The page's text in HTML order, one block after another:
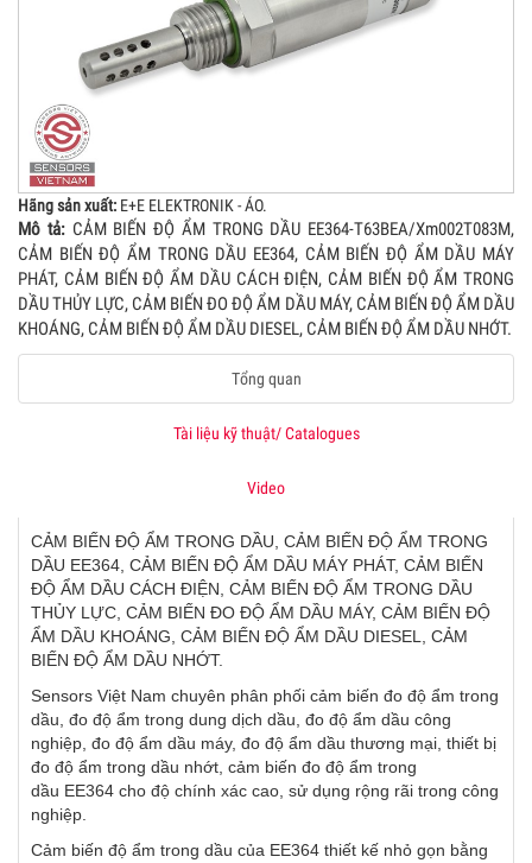
Hãng sản xuất: E+E ELEKTRONIK - ÁO.
Mô tả:CẢM BIẾN ĐỘ ẨM TRONG DẦU EE364-T63BEA/Xm002T083M,
CẢM BIẾN ĐỘ ẨM TRONG DẦU EE364, CẢM BIẾN ĐỘ ẨM DẦU MÁY
PHÁT, CẢM BIẾN ĐỘ ẨM DẦU CÁCH ĐIỆN, CẢM BIẾN ĐỘ ẨM TRONG
DẦU THỦY LỰC, CẢM BIẾN ĐO ĐỘ ẨM DẦU MÁY, CẢM BIẾN ĐỘ ẨM DẦU
KHOÁNG, CẢM BIẾN ĐỘ ẨM DẦU DIESEL, CẢM BIẾN ĐỘ ẨM DẦU NHỚT.
Tổng quan
Tài liệu kỹ thuật/ Catalogues
Video
CẢM BIẾN ĐỘ ẨM TRONG DẦU, CẢM BIẾN ĐỘ ẨM TRONG
DẦU EE364, CẢM BIẾN ĐỘ ẨM DẦU MÁY PHÁT, CẢM BIẾN
ĐỘ ẨM DẦU CÁCH ĐIỆN, CẢM BIẾN ĐỘ ẨM TRONG DẦU
THỦY LỰC, CẢM BIẾN ĐO ĐỘ ẨM DẦU MÁY, CẢM BIẾN ĐỘ
ẨM DẦU KHOÁNG, CẢM BIẾN ĐỘ ẨM DẦU DIESEL, CẢM
BIẾN ĐỘ ẨM DẦU NHỚT.
Sensors Việt Nam chuyên phân phối cảm biến đo độ ẩm trong
dầu, đo độ ẩm trong dung dịch dầu, đo độ ẩm dầu công
nghiệp, đo độ ẩm dầu máy, đo độ ẩm dầu thương mại, thiết bị
đo độ ẩm trong dầu nhớt, cảm biến đo độ ẩm trong
dầu EE364 cho độ chính xác cao, sử dụng rộng rãi trong công
nghiệp.
Cảm biến độ ẩm trong dầu của EE364 thiết kế nhỏ gọn bằng